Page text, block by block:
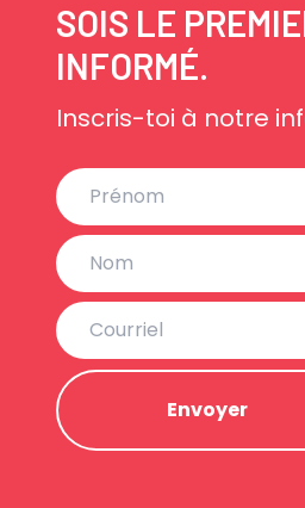
SOIS LE
INFORMÉ.
Inscris-toi à notre